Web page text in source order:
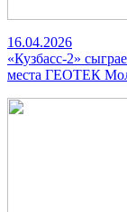
16.04.2026
«Кузбасс-2»
места ГЕОТЕК